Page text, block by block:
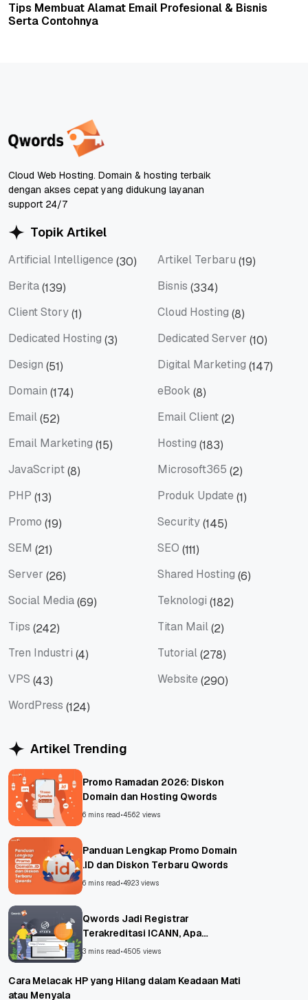
Tips Membuat Alamat Email Profesional & Bisnis
Serta Contohnya
Cloud Web Hosting. Domain & hosting terbaik
dengan akses cepat yang didukung layanan
support 24/7
Topik Artikel
Artificial Intelligence (30) Artikel Terbaru (19)
Berita(139) Bisnis (334)
Client Story(1) Cloud Hosting (8)
Dedicated Hosting (3) Dedicated Server (10)
Design (51) Digital Marketing (147)
Domain (174) eBook (8)
Email(52) Email Client(2)
Email Marketing (15) Hosting (183)
JavaScript(8) Microsoft365 (2)
PHP (13) Produk Update (1)
Promo (19) Security(145)
SEM (21) SEO (111)
Server (26) Shared Hosting (6)
Social Media(69) Teknologi (182)
Tips (242) Titan Mail(2)
Tren Industri (4) Tutorial(278)
VPS (43) Website (290)
WordPress (124)
Artikel Trending
Promo Ramadan 2026: Diskon
Domain dan Hosting Qwords
6 mins read •4562 views
Panduan Lengkap Promo Domain
.ID dan Diskon Terbaru Qwords
6 mins read •4923 views
Qwords Jadi Registrar
Terakreditasi ICANN, Apa
Untungnya?
3 mins read •4505 views
Cara Melacak HP yang Hilang dalam Keadaan Mati
atau Menyala